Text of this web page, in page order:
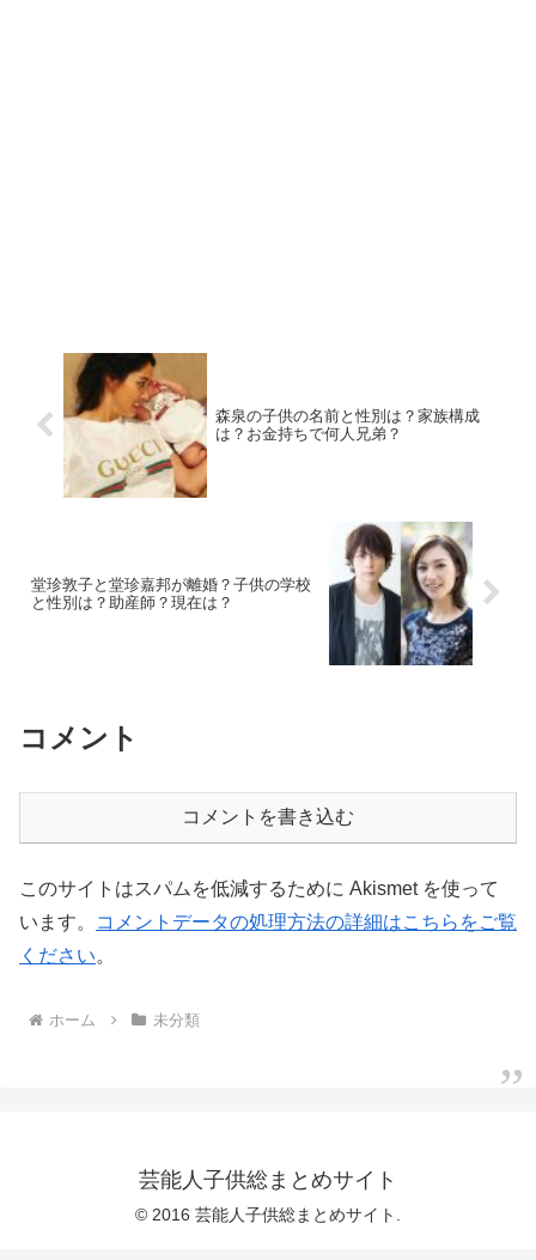
森泉の子供の名前と性別は？家族構成
は？お金持ちで何人兄弟？
堂珍敦子と堂珍嘉邦が離婚？子供の学校
と性別は？助産師？現在は？
コメント
コメントを書き込む
このサイトはスパムを低減するために Akismet を使って
います。
コメントデータの処理方法の詳細はこちらをご覧
ください。
ホーム 未分類
芸能人子供総まとめサイト
© 2016 芸能人子供総まとめサイト.